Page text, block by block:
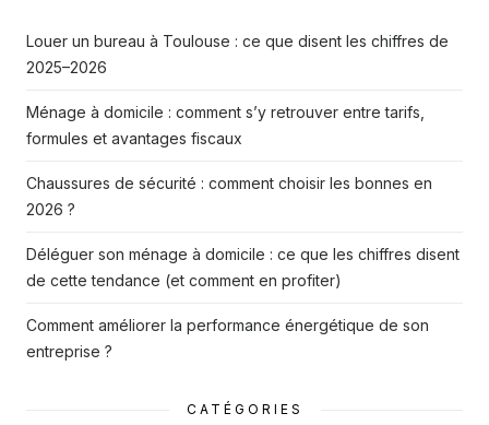
Louer un bureau à Toulouse : ce que disent les chiffres de
2025–2026
Ménage à domicile : comment s’y retrouver entre tarifs,
formules et avantages fiscaux
Chaussures de sécurité : comment choisir les bonnes en
2026 ?
Déléguer son ménage à domicile : ce que les chiffres disent
de cette tendance (et comment en profiter)
Comment améliorer la performance énergétique de son
entreprise ?
CATÉGORIES